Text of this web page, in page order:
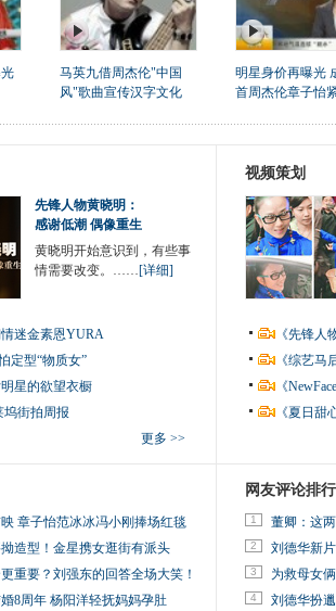
马英九借周杰伦"中国
风"歌曲宣传汉字文化
明星身价再曝光
首周杰伦章子怡
先锋人物黄晓明：
感谢低潮 偶像重生
黄晓明开始意识到，有些事
情需要改变。……[详细]
情迷金素恩YURA
定型“物质女”
星的欲望衣橱
坞街拍周报
更多 >>
视频策划
《先锋
《综艺
《
《夏日
映 章子怡范冰冰冯小刚捧场红毯
造型！金星携女逛街有派头
重要？刘强东的回答全场大笑！
8周年 杨阳洋轻抚妈妈孕肚
网友评论排行
1 董卿：这
2 刘德华新
3 为救母女
4 刘德华扮